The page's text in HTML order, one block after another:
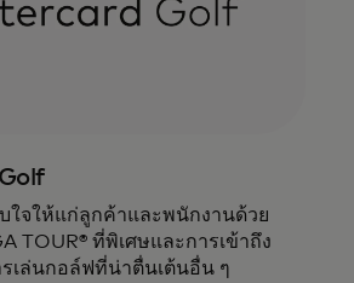
ใจให้แก่ลูกค้าและพนักงานด้วย
TOUR® ที่พิเศษและการเข้าถึง
เล่นกอล์ฟที่น่าตื่นเต้นอื่น ๆ